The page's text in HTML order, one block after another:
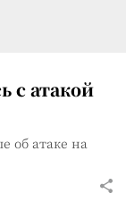
с атакой
об атаке на